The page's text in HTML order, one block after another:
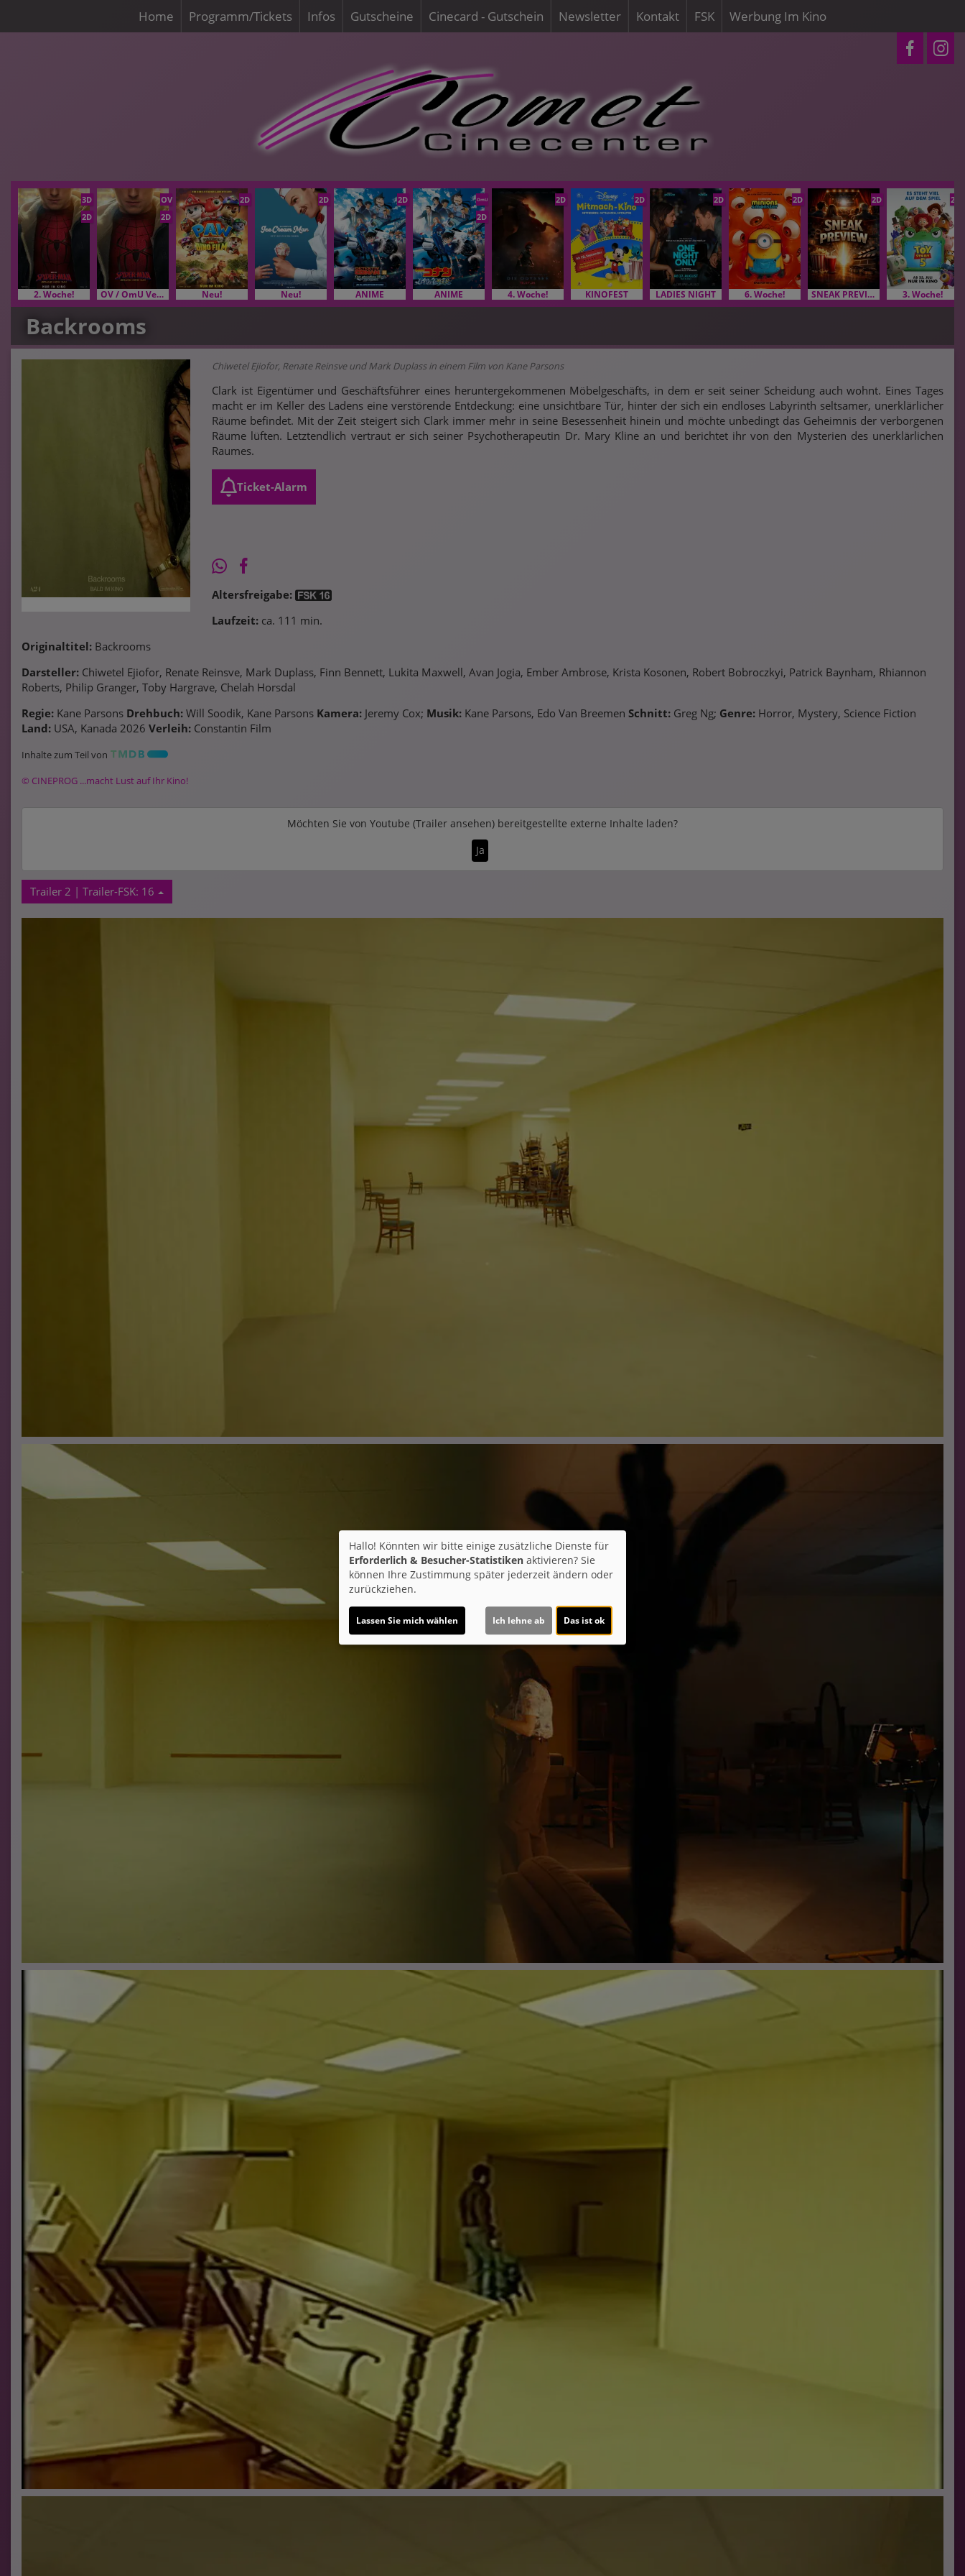
Home Programm/Tickets Infos Gutscheine Cinecard - Gutschein Newsletter Kontakt FSK Werbung Im Kino
3D
2D
2. Woche!
OV
2D
OV / OmU Versionen
2D
Neu!
2D
Neu!
2D
ANIME
OmU
2D
ANIME
2D
4. Woche!
2D
KINOFEST
2D
LADIES NIGHT
2D
6. Woche!
2D
SNEAK PREVIEW
2D
3. Woche!
Backrooms
Chiwetel Ejiofor, Renate Reinsve und Mark Duplass in einem Film von Kane Parsons
Clark ist Eigentümer und Geschäftsführer eines heruntergekommenen Möbelgeschäfts, in dem er seit seiner Scheidung auch wohnt. Eines Tages
macht er im Keller des Ladens eine verstörende Entdeckung: eine unsichtbare Tür, hinter der sich ein endloses Labyrinth seltsamer, unerklärlicher
Räume befindet. Mit der Zeit steigert sich Clark immer mehr in seine Besessenheit hinein und möchte unbedingt das Geheimnis der verborgenen
Räume lüften. Letztendlich vertraut er sich seiner Psychotherapeutin Dr. Mary Kline an und berichtet ihr von den Mysterien des unerklärlichen
Raumes.
Ticket-Alarm
Altersfreigabe:
Laufzeit: ca. 111 min.
Originaltitel: Backrooms
Darsteller: Chiwetel Ejiofor, Renate Reinsve, Mark Duplass, Finn Bennett, Lukita Maxwell, Avan Jogia, Ember Ambrose, Krista Kosonen, Robert Bobroczkyi, Patrick Baynham, Rhiannon
Roberts, Philip Granger, Toby Hargrave, Chelah Horsdal
Regie: Kane Parsons Drehbuch: Will Soodik, Kane Parsons Kamera: Jeremy Cox; Musik: Kane Parsons, Edo Van Breemen Schnitt: Greg Ng; Genre: Horror, Mystery, Science Fiction
Land: USA, Kanada 2026 Verleih: Constantin Film
Inhalte zum Teil von
© CINEPROG ...macht Lust auf Ihr Kino!
Möchten Sie von Youtube (Trailer ansehen) bereitgestellte externe Inhalte laden?
Ja
Trailer 2 | Trailer-FSK: 16
Hallo! Könnten wir bitte einige zusätzliche Dienste für
Erforderlich & Besucher-Statistiken aktivieren? Sie
können Ihre Zustimmung später jederzeit ändern oder
zurückziehen.
Lassen Sie mich wählen Ich lehne ab Das ist ok